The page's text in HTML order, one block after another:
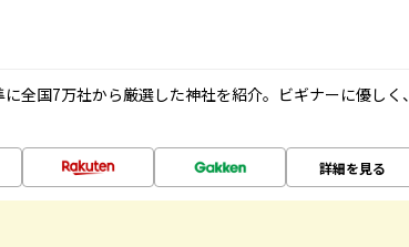
全国7万社から厳選した神社を紹介。ビギナーに優しく、
詳細を見る